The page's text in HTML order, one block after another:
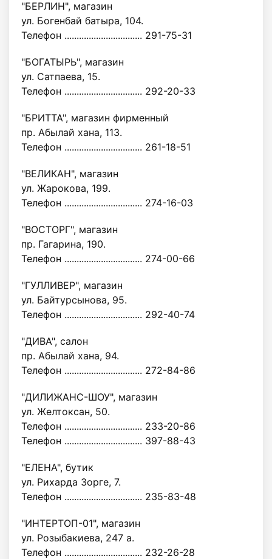
"БЕРЛИН", магазин
ул. Богенбай батыра, 104.
Телефон ................................ 291-75-31
"БОГАТЫРЬ", магазин
ул. Сатпаева, 15.
Телефон ................................ 292-20-33
"БРИТТА", магазин фирменный
пр. Абылай хана, 113.
Телефон ................................ 261-18-51
"ВЕЛИКАН", магазин
ул. Жарокова, 199.
Телефон ................................ 274-16-03
"ВОСТОРГ", магазин
пр. Гагарина, 190.
Телефон ................................ 274-00-66
"ГУЛЛИВЕР", магазин
ул. Байтурсынова, 95.
Телефон ................................ 292-40-74
"ДИВА", салон
пр. Абылай хана, 94.
Телефон ................................ 272-84-86
"ДИЛИЖАНС-ШОУ", магазин
ул. Желтоксан, 50.
Телефон ................................ 233-20-86
Телефон ................................ 397-88-43
"ЕЛЕНА", бутик
ул. Рихарда Зорге, 7.
Телефон ................................ 235-83-48
"ИНТЕРТОП-01", магазин
ул. Розыбакиева, 247 а.
Телефон ................................ 232-26-28